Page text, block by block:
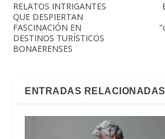
RELATOS INTRIGANTES
QUE DESPIERTAN
FASCINACIÓN EN
DESTINOS TURÍSTICOS
BONAERENSES
ENTRADAS RELACIONADAS